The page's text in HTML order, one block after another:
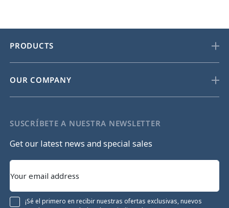
PRODUCTS
OUR COMPANY
SUSCRÍBETE A NUESTRA NEWSLETTER
Get our latest news and special sales
¡Sé el primero en recibir nuestras ofertas exclusivas, nuevos